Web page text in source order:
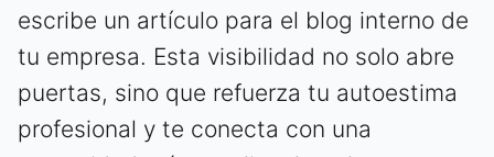
escribe un artículo para el blog interno de
tu empresa. Esta visibilidad no solo abre
puertas, sino que refuerza tu autoestima
profesional y te conecta con una